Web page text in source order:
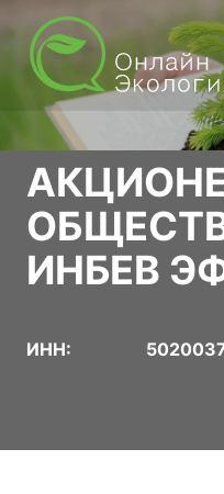
ИНБЕВ
ИНН: